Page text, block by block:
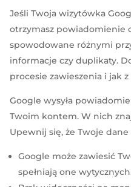
Jeśli Twoja wizytówka
otrzymasz powiadomienie
spowodowane różnymi
informacje czy duplikaty.
procesie zawieszenia i jak
Google wysyła
Twoim kontem. W nich
Upewnij się, że Twoje
Google może zawiesić
spełniają one